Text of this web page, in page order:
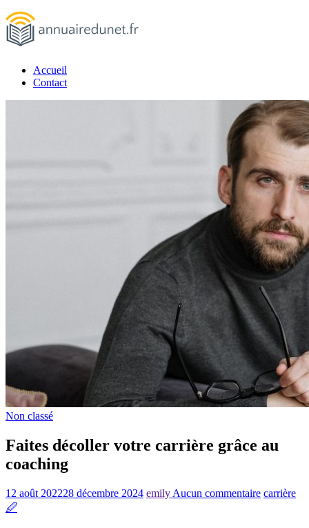
Passer
au
contenu
annuairedunet.fr
Accueil
Contact
Non classé
Faites décoller votre carrière grâce au
coaching
12 août 202228 décembre 2024 emily Aucun commentaire carrière
🖉